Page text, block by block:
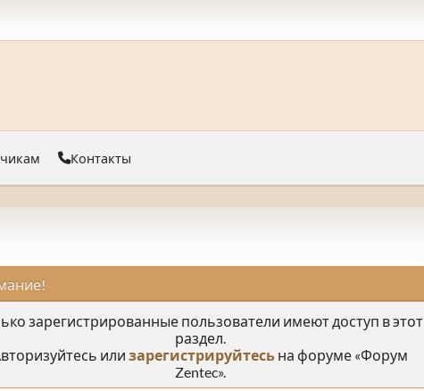
Контакты
зарегистрированные пользователи имеют доступ в этот
раздел.
или зарегистрируйтесь на форуме «Форум
Zentec».